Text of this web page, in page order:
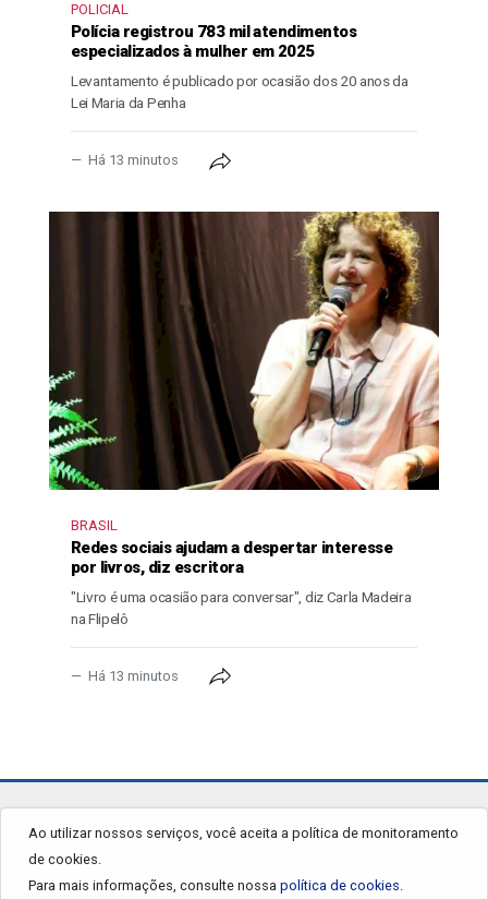
POLICIAL
Polícia registrou 783 mil atendimentos
especializados à mulher em 2025
Levantamento é publicado por ocasião dos 20 anos da
Lei Maria da Penha
Há 13 minutos
BRASIL
Redes sociais ajudam a despertar interesse
por livros, diz escritora
"Livro é uma ocasião para conversar", diz Carla Madeira
na Flipelô
Há 13 minutos
Ao utilizar nossos serviços, você aceita a política de monitoramento
de cookies.
Para mais informações, consulte nossa política de cookies.
jornalgrandourados.com.br